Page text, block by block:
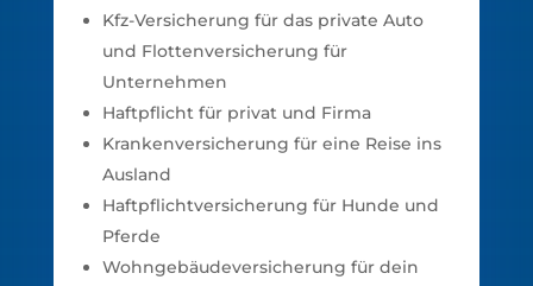
Kfz-Versicherung für das private Auto
und Flottenversicherung für
Unternehmen
Haftpflicht für privat und Firma
Krankenversicherung für eine Reise ins
Ausland
Haftpflichtversicherung für Hunde und
Pferde
Wohngebäudeversicherung für dein